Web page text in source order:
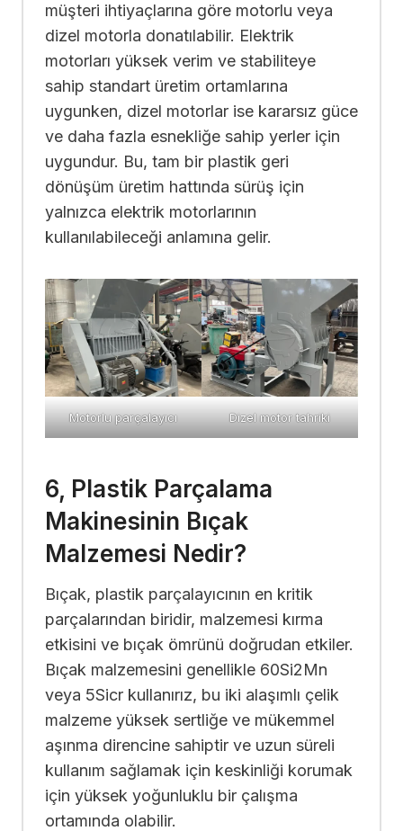
müşteri ihtiyaçlarına göre motorlu veya
dizel motorla donatılabilir. Elektrik
motorları yüksek verim ve stabiliteye
sahip standart üretim ortamlarına
uygunken, dizel motorlar ise kararsız güce
ve daha fazla esnekliğe sahip yerler için
uygundur. Bu, tam bir plastik geri
dönüşüm üretim hattında sürüş için
yalnızca elektrik motorlarının
kullanılabileceği anlamına gelir.
Motorlu parçalayıcı Dizel motor tahriki
6, Plastik Parçalama
Makinesinin Bıçak
Malzemesi Nedir?
Bıçak, plastik parçalayıcının en kritik
parçalarından biridir, malzemesi kırma
etkisini ve bıçak ömrünü doğrudan etkiler.
Bıçak malzemesini genellikle 60Si2Mn
veya 5Sicr kullanırız, bu iki alaşımlı çelik
malzeme yüksek sertliğe ve mükemmel
aşınma direncine sahiptir ve uzun süreli
kullanım sağlamak için keskinliği korumak
için yüksek yoğunluklu bir çalışma
ortamında olabilir.